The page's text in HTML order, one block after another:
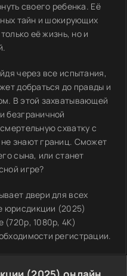
своего ребенка. Её
тайн и шокирующих
её жизнь, но и
через все испытания,
добраться до правды и
В этой захватывающей
безграничной
схватку с
знают границ. Сможет
сына, или станет
игре?
двери для всех
юрисдикции (2025)
(720p, 1080p, 4K)
регистрации.